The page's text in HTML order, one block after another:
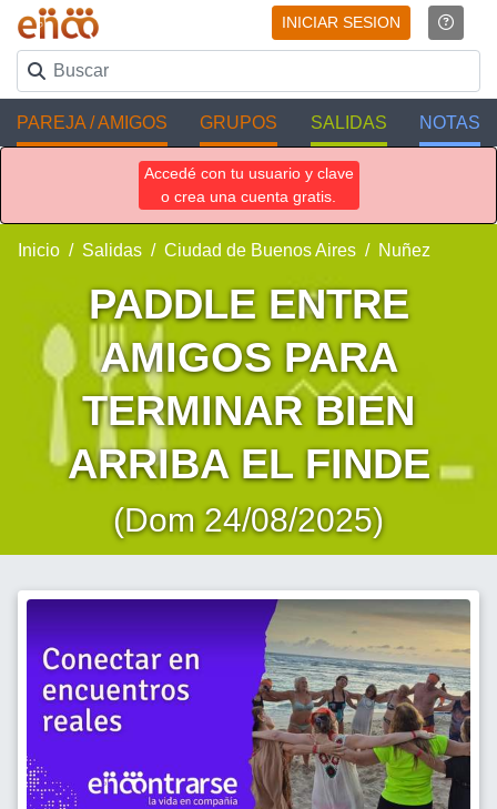
INICIAR SESION
PAREJA / AMIGOS GRUPOS SALIDAS NOTAS
Accedé con tu usuario y clave
o crea una cuenta gratis.
Inicio Salidas Ciudad de Buenos Aires Nuñez
PADDLE ENTRE
AMIGOS PARA
TERMINAR BIEN
ARRIBA EL FINDE
(Dom 24/08/2025)